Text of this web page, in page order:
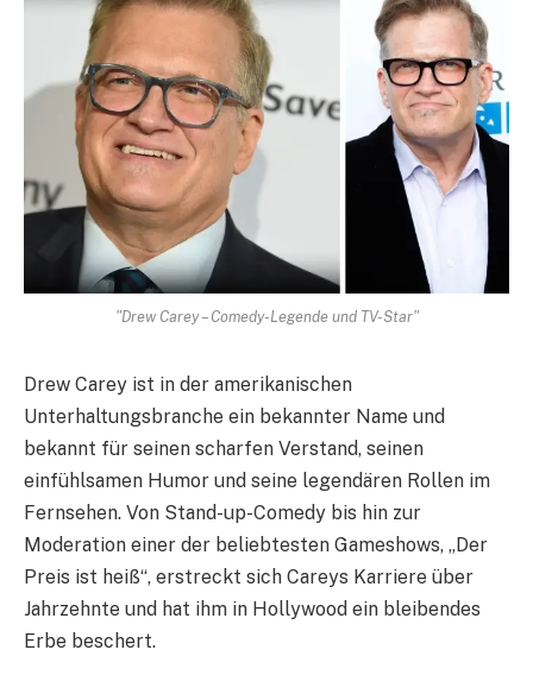
"Drew Carey – Comedy-Legende und TV-Star"
Drew Carey ist in der amerikanischen
Unterhaltungsbranche ein bekannter Name und
bekannt für seinen scharfen Verstand, seinen
einfühlsamen Humor und seine legendären Rollen im
Fernsehen. Von Stand-up-Comedy bis hin zur
Moderation einer der beliebtesten Gameshows, „Der
Preis ist heiß“, erstreckt sich Careys Karriere über
Jahrzehnte und hat ihm in Hollywood ein bleibendes
Erbe beschert.